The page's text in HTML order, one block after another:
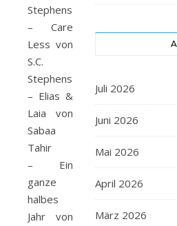
Stephens
– Care
Less von
S.C.
Stephens
– Elias &
Laia von
Sabaa
Tahir
– Ein
ganze
halbes
Jahr von
Juli 2026
Juni 2026
Mai 2026
April 2026
März 2026